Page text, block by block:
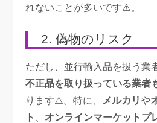
れないことが多いです⚠️。
2. 偽物のリスク
ただし、並行輸入品を扱う業
不正品を取り扱っている業者
ります⚠️。特に、
メルカリや
ト
オンラインマーケットプ